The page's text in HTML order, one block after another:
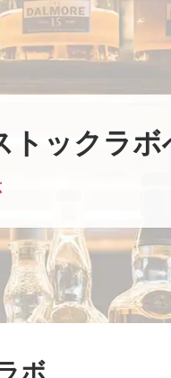
トックラボ
ボ